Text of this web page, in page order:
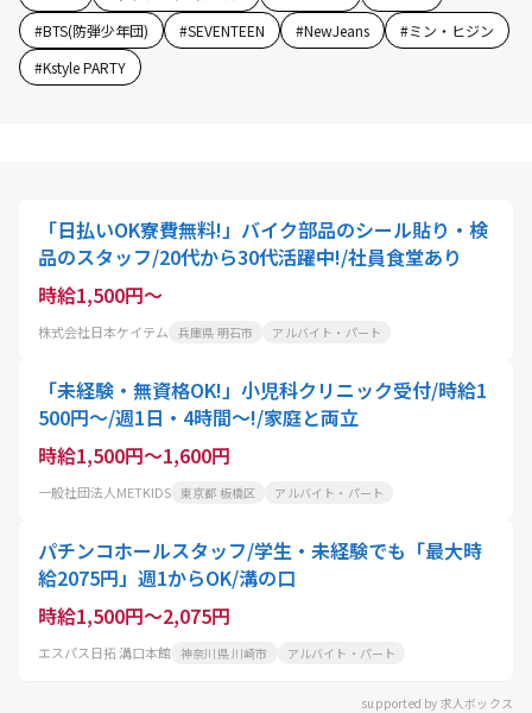
#BTS(防弾少年団) #SEVENTEEN #NewJeans #ミン・ヒジン
#Kstyle PARTY
「日払いOK寮費無料!」バイク部品のシール貼り・検
品のスタッフ/20代から30代活躍中!/社員食堂あり
時給1,500円～
株式会社日本ケイテム 兵庫県 明石市 アルバイト・パート
「未経験・無資格OK!」小児科クリニック受付/時給1
500円～/週1日・4時間～!/家庭と両立
時給1,500円～1,600円
一般社団法人METKIDS 東京都 板橋区 アルバイト・パート
パチンコホールスタッフ/学生・未経験でも「最大時
給2075円」週1からOK/溝の口
時給1,500円～2,075円
エスパス日拓 溝口本館 神奈川県 川崎市 アルバイト・パート
supported by 求人ボックス